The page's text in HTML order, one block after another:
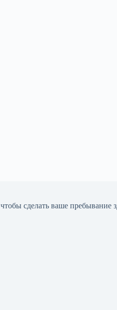
сделать ваше пребывание